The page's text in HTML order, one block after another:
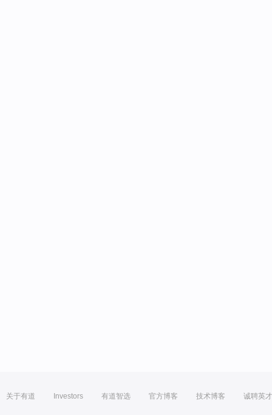
关于有道 Investors 有道智选 官方博客 技术博客 诚聘英才